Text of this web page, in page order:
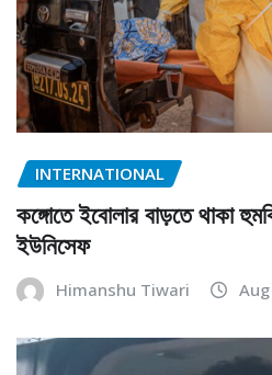
INTERNATIONAL
কঙ্গোতে ইবোলার বাড়তে থাকা
ইউনিসেফ
Himanshu Tiwari